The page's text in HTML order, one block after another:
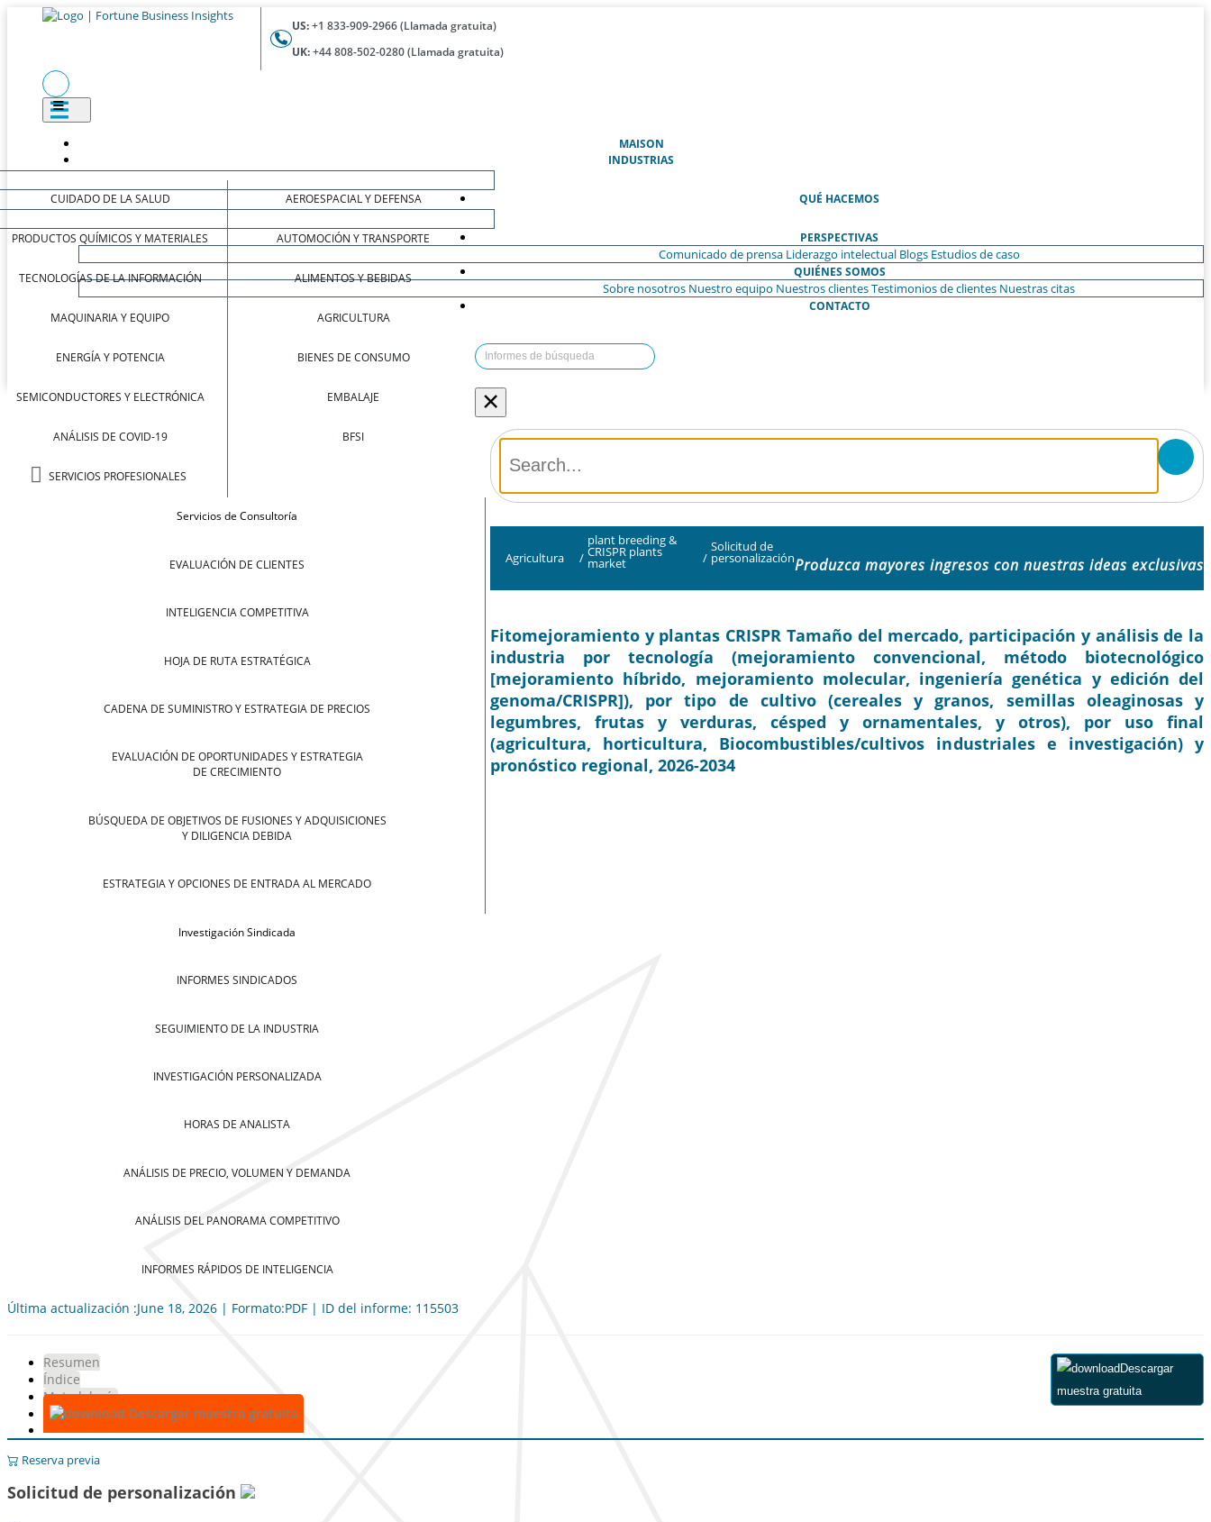
US:+1 833-909-2966 (Llamada gratuita)
UK:+44 808-502-0280 (Llamada gratuita)
MAISON(ACTUAL)
INDUSTRIAS
CUIDADO DE LA SALUD
PRODUCTOS QUÍMICOS Y MATERIALES
TECNOLOGÍAS DE LA INFORMACIÓN
MAQUINARIA Y EQUIPO
ENERGÍA Y POTENCIA
SEMICONDUCTORES Y ELECTRÓNICA
ANÁLISIS DE COVID-19
SERVICIOS PROFESIONALES
AEROESPACIAL Y DEFENSA
AUTOMOCIÓN Y TRANSPORTE
ALIMENTOS Y BEBIDAS
AGRICULTURA
BIENES DE CONSUMO
EMBALAJE
BFSI
QUÉ HACEMOS
Servicios de Consultoría
EVALUACIÓN DE CLIENTES
INTELIGENCIA COMPETITIVA
HOJA DE RUTA ESTRATÉGICA
CADENA DE SUMINISTRO Y ESTRATEGIA DE PRECIOS
EVALUACIÓN DE OPORTUNIDADES Y ESTRATEGIA
DE CRECIMIENTO
BÚSQUEDA DE OBJETIVOS DE FUSIONES Y ADQUISICIONES
Y DILIGENCIA DEBIDA
ESTRATEGIA Y OPCIONES DE ENTRADA AL MERCADO
Investigación Sindicada
INFORMES SINDICADOS
SEGUIMIENTO DE LA INDUSTRIA
INVESTIGACIÓN PERSONALIZADA
HORAS DE ANALISTA
ANÁLISIS DE PRECIO, VOLUMEN Y DEMANDA
ANÁLISIS DEL PANORAMA COMPETITIVO
INFORMES RÁPIDOS DE INTELIGENCIA
PERSPECTIVAS
Comunicado de prensa Liderazgo intelectual Blogs Estudios de caso
QUIÉNES SOMOS
Sobre nosotros Nuestro equipo Nuestros clientesTestimonios de clientes Nuestras citas
CONTACTO
×
Agricultura /
plant breeding &
CRISPR plants
market /
Solicitud de
personalizaciónProduzca mayores ingresos con nuestras ideas exclusivas
Fitomejoramiento y plantas CRISPR Tamaño del mercado, participación y análisis de la
industria por tecnología (mejoramiento convencional, método biotecnológico
[mejoramiento híbrido, mejoramiento molecular, ingeniería genética y edición del
genoma/CRISPR]), por tipo de cultivo (cereales y granos, semillas oleaginosas y
legumbres, frutas y verduras, césped y ornamentales, y otros), por uso final
(agricultura, horticultura, Biocombustibles/cultivos industriales e investigación) y
pronóstico regional, 2026-2034
Última actualización :June 18, 2026 | Formato:PDF | ID del informe: 115503
Resumen
Índice
Metodología
Descargar muestra gratuita
Descargar
muestra gratuita
Reserva previa
Solicitud de personalización